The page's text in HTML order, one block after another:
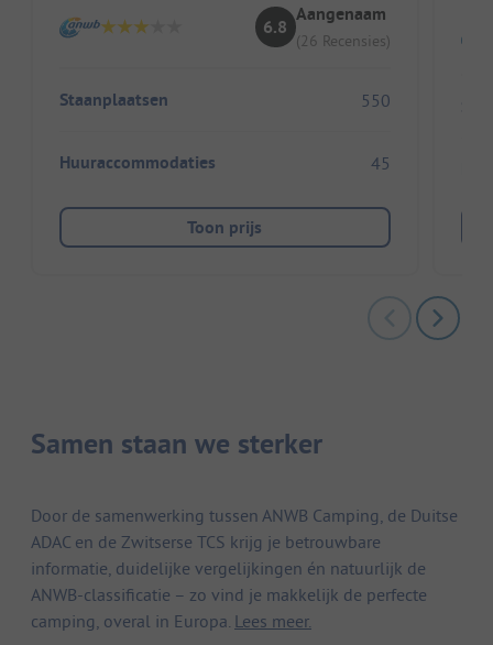
6.8
Aangenaam
(26 Recensies)
Staanplaatsen 550
Huuraccommodaties 45
Toon prijs
Samen staan we sterker
Door de samenwerking tussen ANWB Camping, de Duitse
ADAC en de Zwitserse TCS krijg je betrouwbare
informatie, duidelijke vergelijkingen én natuurlijk de
ANWB-classificatie – zo vind je makkelijk de perfecte
camping, overal in Europa. Lees meer.